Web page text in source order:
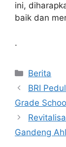
ini,
baik dan
.
Kategori
Berita
BRI
Grade
Gandeng